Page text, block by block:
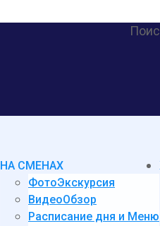
НА СМЕНАХ
ФотоЭкскурсия
ВидеоОбзор
Расписание дня и Меню